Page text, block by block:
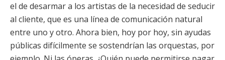
el de desarmar a los artistas de la necesidad de seducir
al cliente, que es una línea de comunicación natural
entre uno y otro. Ahora bien, hoy por hoy, sin ayudas
públicas difícilmente se sostendrían las orquestas, por